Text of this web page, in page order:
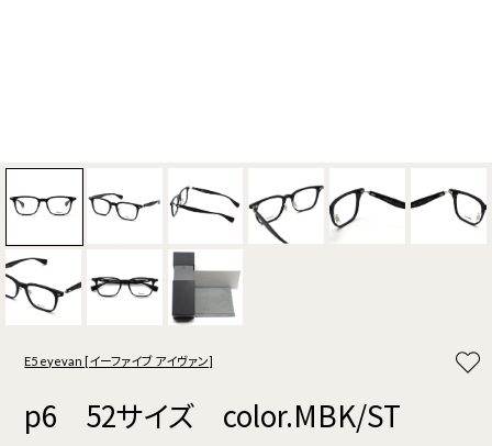
E5 eyevan [イーファイブ アイヴァン]
p6 52サイズ color.MBK/ST